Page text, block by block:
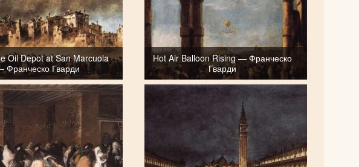
Oil Depot at San Marcuola
Франческо Гварди
Hot Air Balloon Rising — Франческо
Гварди